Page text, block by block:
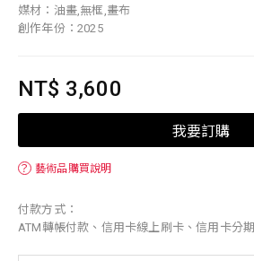
媒材：油畫,無框,畫布
創作年份：2025
NT$ 3,600
我要訂購
？ 藝術品購買說明
付款方式：
ATM轉帳付款、信用卡線上刷卡、信用卡分期